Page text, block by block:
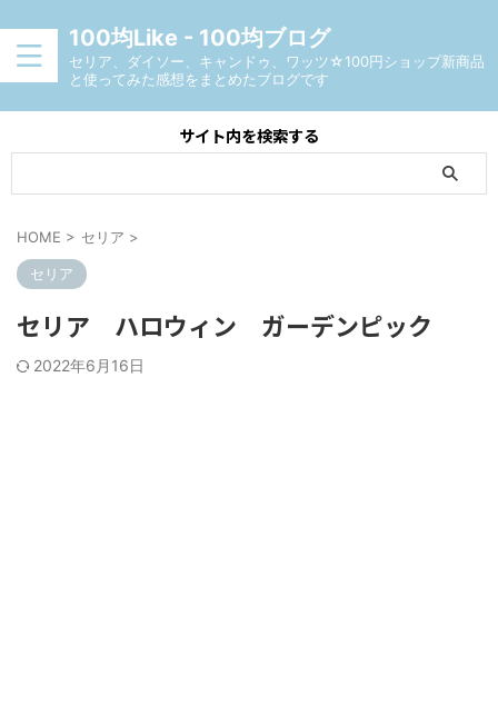
100均Like - 100均ブログ
セリア、ダイソー、キャンドゥ、ワッツ☆100円ショップ新商品
と使ってみた感想をまとめたブログです
サイト内を検索する
HOME > セリア >
セリア
セリア ハロウィン ガーデンピック
2022年6月16日